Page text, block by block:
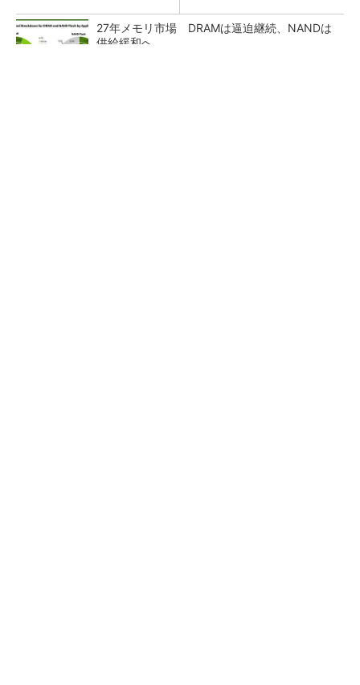
27年メモリ市場 DRAMは逼迫継続、NANDは
供給緩和へ